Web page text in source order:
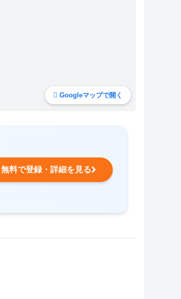
Googleマップで開く
無料で登録・詳細を見る